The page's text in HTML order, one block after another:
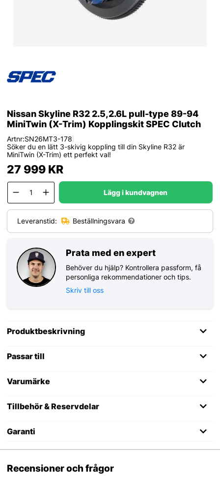
Nissan Skyline R32 2.5,2.6L pull-type 89-94
MiniTwin (X-Trim) Kopplingskit SPEC Clutch
Artnr:SN26MT3-178
Söker du en lätt 3-skivig koppling till din Skyline R32 är
MiniTwin (X-Trim) ett perfekt val!
27 999KR
Lägg i kundvagnen
Leveranstid: Beställningsvara
Prata med en expert
Behöver du hjälp? Kontrollera passform, få
personliga rekommendationer och tips.
Skriv till oss
Produktbeskrivning
Passar till
Varumärke
Tillbehör & Reservdelar
Garanti
Recensioner och frågor